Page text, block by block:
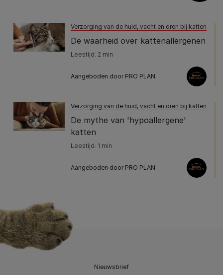
Verzorging van de huid, vacht en oren bij katten
De waarheid over kattenallergenen
Leestijd: 2 min
Aangeboden door PRO PLAN
Verzorging van de huid, vacht en oren bij katten
De mythe van 'hypoallergene'
katten
Leestijd: 1 min
Aangeboden door PRO PLAN
Nieuwsbrief